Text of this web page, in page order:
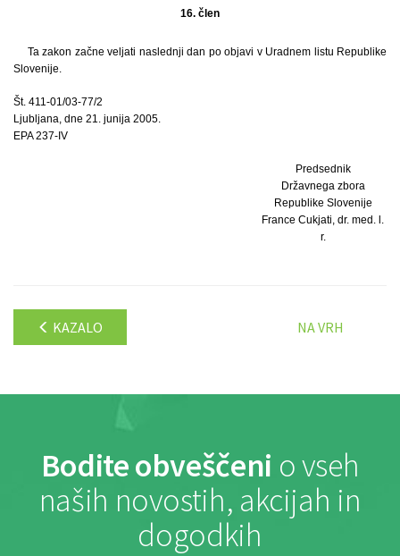
16. člen
Ta zakon začne veljati naslednji dan po objavi v Uradnem listu Republike
Slovenije.
Št. 411-01/03-77/2
Ljubljana, dne 21. junija 2005.
EPA 237-IV
Predsednik
Državnega zbora
Republike Slovenije
France Cukjati, dr. med. l.
r.
KAZALO NA VRH
Bodite obveščeni o vseh
naših novostih, akcijah in
dogodkih